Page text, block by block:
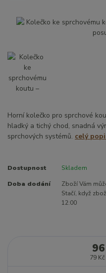
Horní kolečko pro sprchové
hladký a tichý chod, snadná
sprchových systémů. celý
Dostupnost Skladem
Doba dodání
Zboží Vám
Stačí, když
12:00
79 Kč